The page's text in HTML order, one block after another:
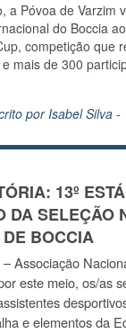
a Póvoa de Varzim
do Boccia
competição que
mais de 300
porIsabel Silva -
13º
DA SELEÇÃO
DE BOCCIA
Associação
este meio, os/as
e elementos da